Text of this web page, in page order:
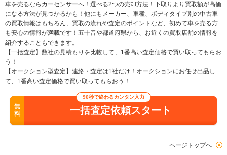
車を売るならカーセンサーへ！選べる2つの売却方法！下取りより買取額が高価
になる方法が見つかるかも！他にもメーカー、車種、ボディタイプ別の中古車
の買取情報はもちろん、買取の流れや査定のポイントなど、初めて車を売る方
も安心の情報が満載です！五十音や都道府県から、お近くの買取店舗の情報を
紹介することもできます。
【一括査定】数社の見積もりを比較して、1番高い査定価格で買い取ってもらお
う！
【オークション型査定】連絡・査定は1社だけ！オークションにお任せ出品し
て、1番高い査定価格で買い取ってもらおう！
無
料
90秒で終わるカンタン入力
一括査定依頼スタート
ページトップへ